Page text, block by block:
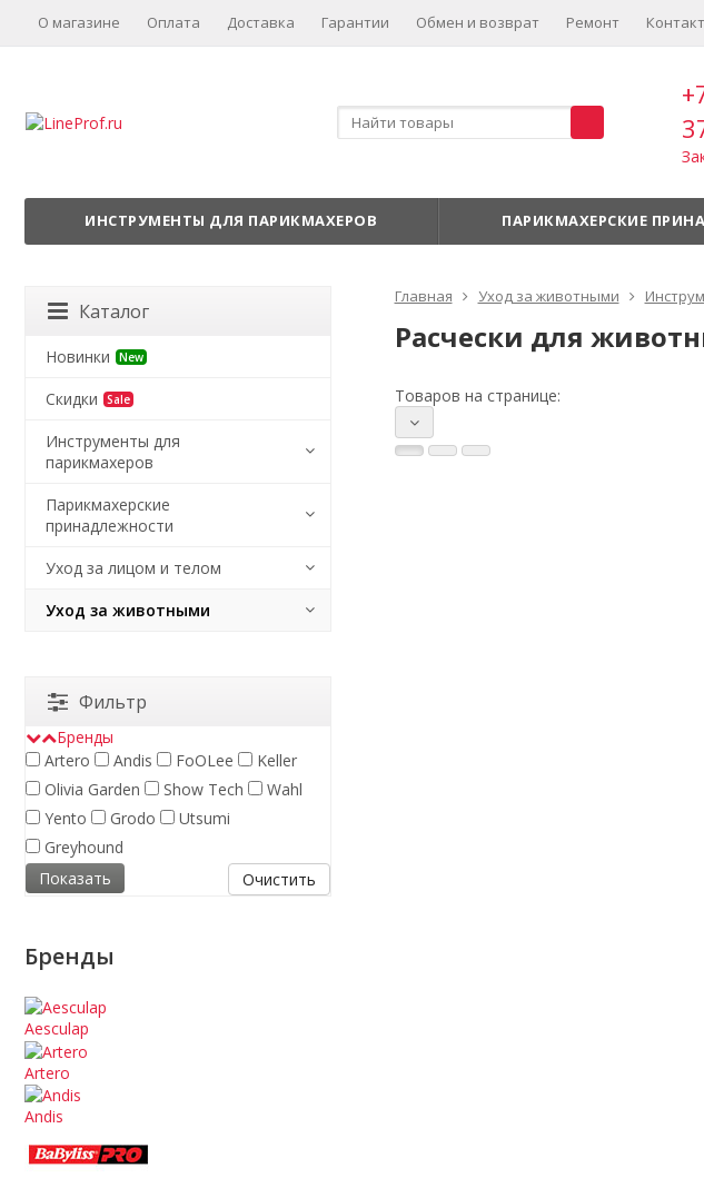
О магазине Оплата Доставка Гарантии Обмен и возврат Ремонт
ИНСТРУМЕНТЫ ДЛЯ ПАРИКМАХЕРОВ ПАРИКМАХЕРСКИЕ
Главная Уход за животными
Расчески для
Товаров на странице:
Каталог
Новинки New
Скидки Sale
Инструменты для
парикмахеров
Парикмахерские
принадлежности
Уход за лицом и телом
Уход за животными
Фильтр
Бренды
Artero
Andis FoOLee
Keller
Olivia Garden
Show Tech
Wahl
Yento
Grodo
Utsumi
Greyhound
Очистить
Бренды
Aesculap
Artero
Andis